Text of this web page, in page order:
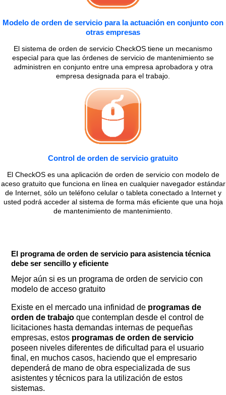
Modelo de orden de servicio para la actuación en conjunto con
otras empresas
El sistema de orden de servicio CheckOS tiene un mecanismo
especial para que las órdenes de servicio de mantenimiento se
administren en conjunto entre una empresa aprobadora y otra
empresa designada para el trabajo.
Control de orden de servicio gratuito
El CheckOS es una aplicación de orden de servicio con modelo de
aceso gratuito que funciona en línea en cualquier navegador estándar
de Internet, sólo un teléfono celular o tableta conectado a Internet y
usted podrá acceder al sistema de forma más eficiente que una hoja
de mantenimiento de mantenimiento.
El programa de orden de servicio para asistencia técnica
debe ser sencillo y eficiente
Mejor aún si es un programa de orden de servicio con
modelo de acceso gratuito
Existe en el mercado una infinidad de programas de
orden de trabajo que contemplan desde el control de
licitaciones hasta demandas internas de pequeñas
empresas, estos programas de orden de servicio
poseen niveles diferentes de dificultad para el usuario
final, en muchos casos, haciendo que el empresario
dependerá de mano de obra especializada de sus
asistentes y técnicos para la utilización de estos
sistemas.